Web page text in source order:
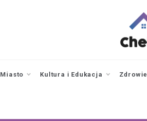
Miasto Kultura i Edukacja Zdrowie